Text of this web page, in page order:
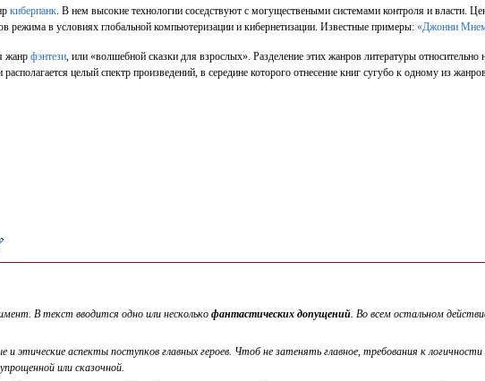
киберпанк. В нем высокие технологии соседствуют с могуществеными системами контроля и власти.
режима в условиях глобальной компьютеризации и кибернетизации. Известные примеры: «Джонни
жанр фэнтези, или «волшебной сказки для взрослых». Разделение этих жанров литературы
целый спектр произведений, в середине которого отнесение книг сугубо к одному из
В текст вводится одно или несколькофантастических допущений . Во всем остальном
и этические аспекты поступков главных героев. Чтоб не затенять главное, требования к
или сказочной.